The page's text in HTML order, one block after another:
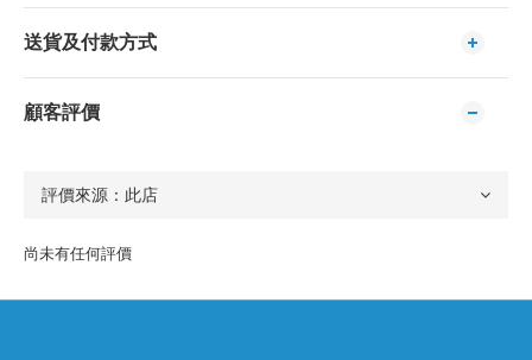
送貨及付款方式
顧客評價
尚未有任何評價